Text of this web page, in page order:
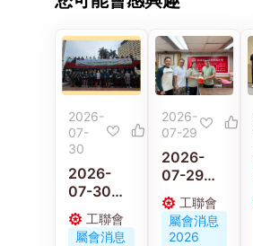
2026-
07-
30
2026-
07-30
黃國與林
偉江參加
工聯會
屬會消息
2026-
07-29
2026-
07-29
58歲的士
司機猝逝
遺妻兒 汽
工聯會
屬會消息
2026